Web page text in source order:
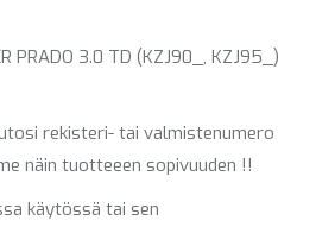
PRADO 3.0 TD (KZJ90_, KZJ95_)
rekisteri- tai valmistenumero
näin tuotteeen sopivuuden !!
käytössä tai sen